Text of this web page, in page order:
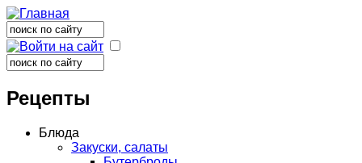
Форма поиска
Поиск
Поиск
Рецепты
Блюда
Закуски, салаты